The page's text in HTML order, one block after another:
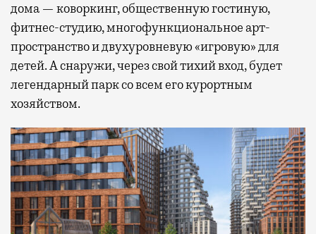
дома — коворкинг, общественную гостиную,
фитнес-студию, многофункциональное арт-
пространство и двухуровневую «игровую» для
детей. А снаружи, через свой тихий вход, будет
легендарный парк со всем его курортным
хозяйством.